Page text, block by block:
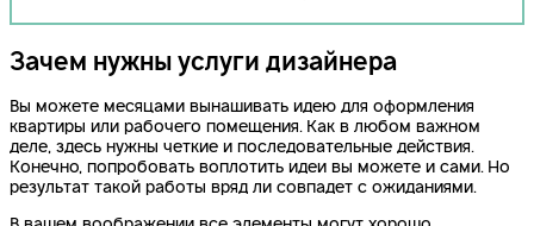
Зачем нужны услуги дизайнера
Вы можете месяцами вынашивать идею для оформления
квартиры или рабочего помещения. Как в любом важном
деле, здесь нужны четкие и последовательные действия.
Конечно, попробовать воплотить идеи вы можете и сами. Но
результат такой работы вряд ли совпадет с ожиданиями.